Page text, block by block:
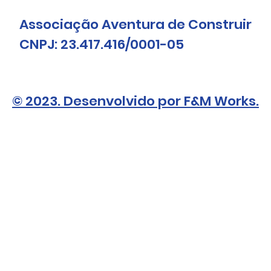
© 2023. Desenvolvido por F&M Works.
Associação Aventura de Construir
CNPJ: 23.417.416/0001-05